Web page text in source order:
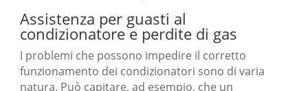
Assistenza per guasti al
condizionatore e perdite di gas
I problemi che possono impedire il corretto
funzionamento dei condizionatori sono di varia
natura. Può capitare, ad esempio, che un